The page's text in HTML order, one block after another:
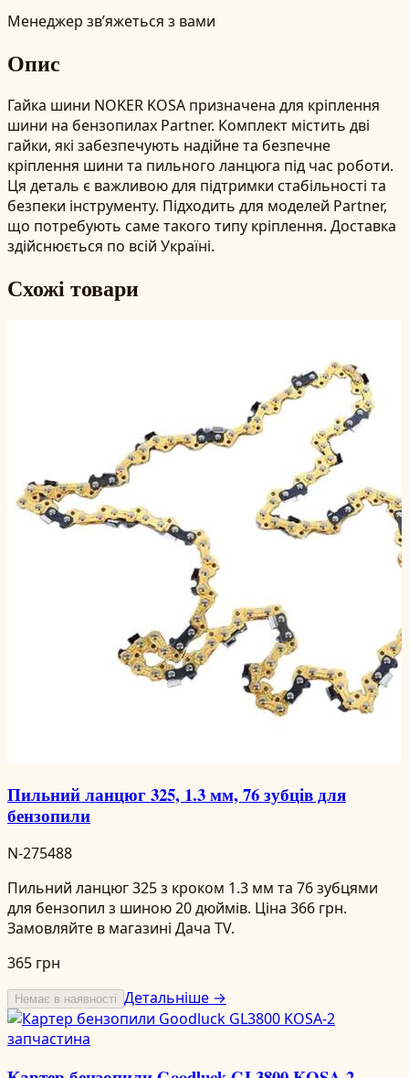
Менеджер зв’яжеться з вами
Опис
Гайка шини NOKER KOSA призначена для кріплення
шини на бензопилах Partner. Комплект містить дві
гайки, які забезпечують надійне та безпечне
кріплення шини та пильного ланцюга під час роботи.
Ця деталь є важливою для підтримки стабільності та
безпеки інструменту. Підходить для моделей Partner,
що потребують саме такого типу кріплення. Доставка
здійснюється по всій Україні.
Схожі товари
Пильний ланцюг 325, 1.3 мм, 76 зубців для
бензопили
N-275488
Пильний ланцюг 325 з кроком 1.3 мм та 76 зубцями
для бензопил з шиною 20 дюймів. Ціна 366 грн.
Замовляйте в магазині Дача TV.
365 грн
Немає в наявності Детальніше →